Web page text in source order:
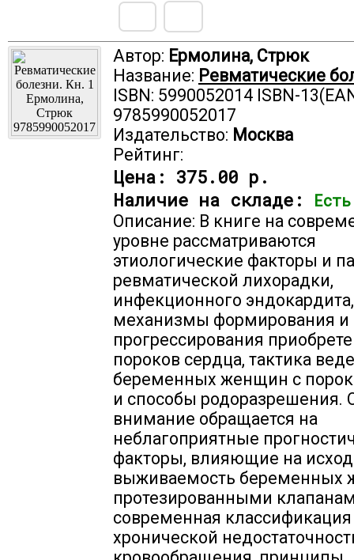
Автор: Ермолина, Стрюк
Название: Ревматические
ISBN: 5990052014 ISBN-
9785990052017
Издательство: Москва
Рейтинг:
Цена: 375.00 р.
Наличие на складе:
Описание: В книге на
уровне рассматриваются
этиологические факторы и
ревматической лихорадки,
инфекционного эндокардита,
механизмы формирования и
прогрессирования
пороков сердца, тактика
беременных женщин с
и способы родоразрешения.
внимание обращается на
неблагоприятные
факторы, влияющие на
выживаемость беременных
протезированными
современная классификация
хронической